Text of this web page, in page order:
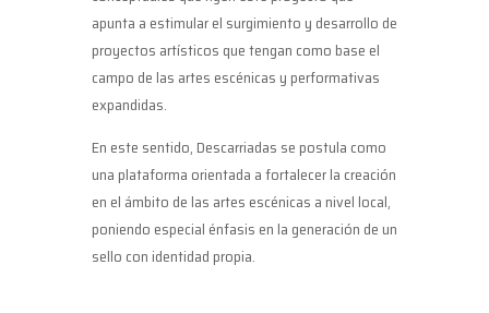
apunta a estimular el surgimiento y desarrollo de
proyectos artísticos que tengan como base el
campo de las artes escénicas y performativas
expandidas.
En este sentido, Descarriadas se postula como
una plataforma orientada a fortalecer la creación
en el ámbito de las artes escénicas a nivel local,
poniendo especial énfasis en la generación de un
sello con identidad propia.